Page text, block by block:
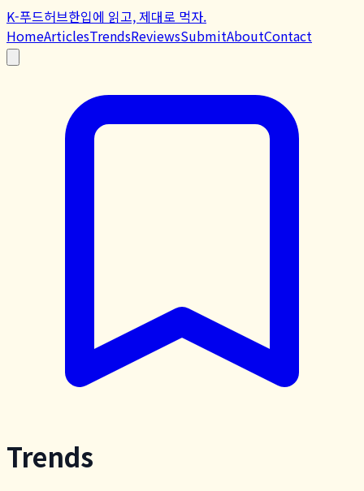
K-푸드허브한입에 읽고, 제대로 먹자.
HomeArticlesTrendsReviewsSubmitAboutContact
Trends